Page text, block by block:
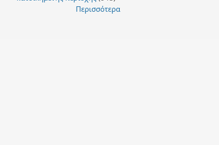
Περισσότερα